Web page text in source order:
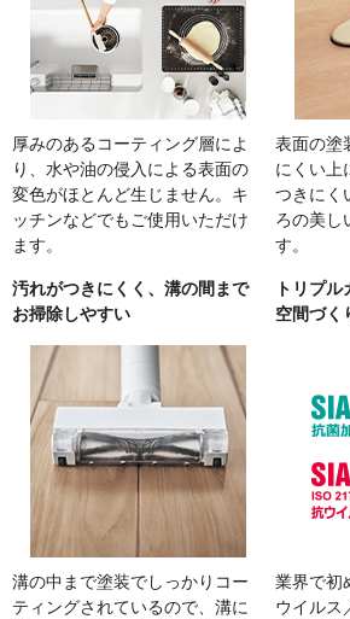
厚みのあるコーティング層によ
り、水や油の侵入による表面の
変色がほとんど生じません。キ
ッチンなどでもご使用いただけ
ます。
表面の塗
にくい上
つきにく
ろの美し
す。
汚れがつきにくく、溝の間まで
お掃除しやすい
溝の中まで塗装でしっかりコー
ティングされているので、溝に
トリプ
空間づく
業界で初
ウイルス